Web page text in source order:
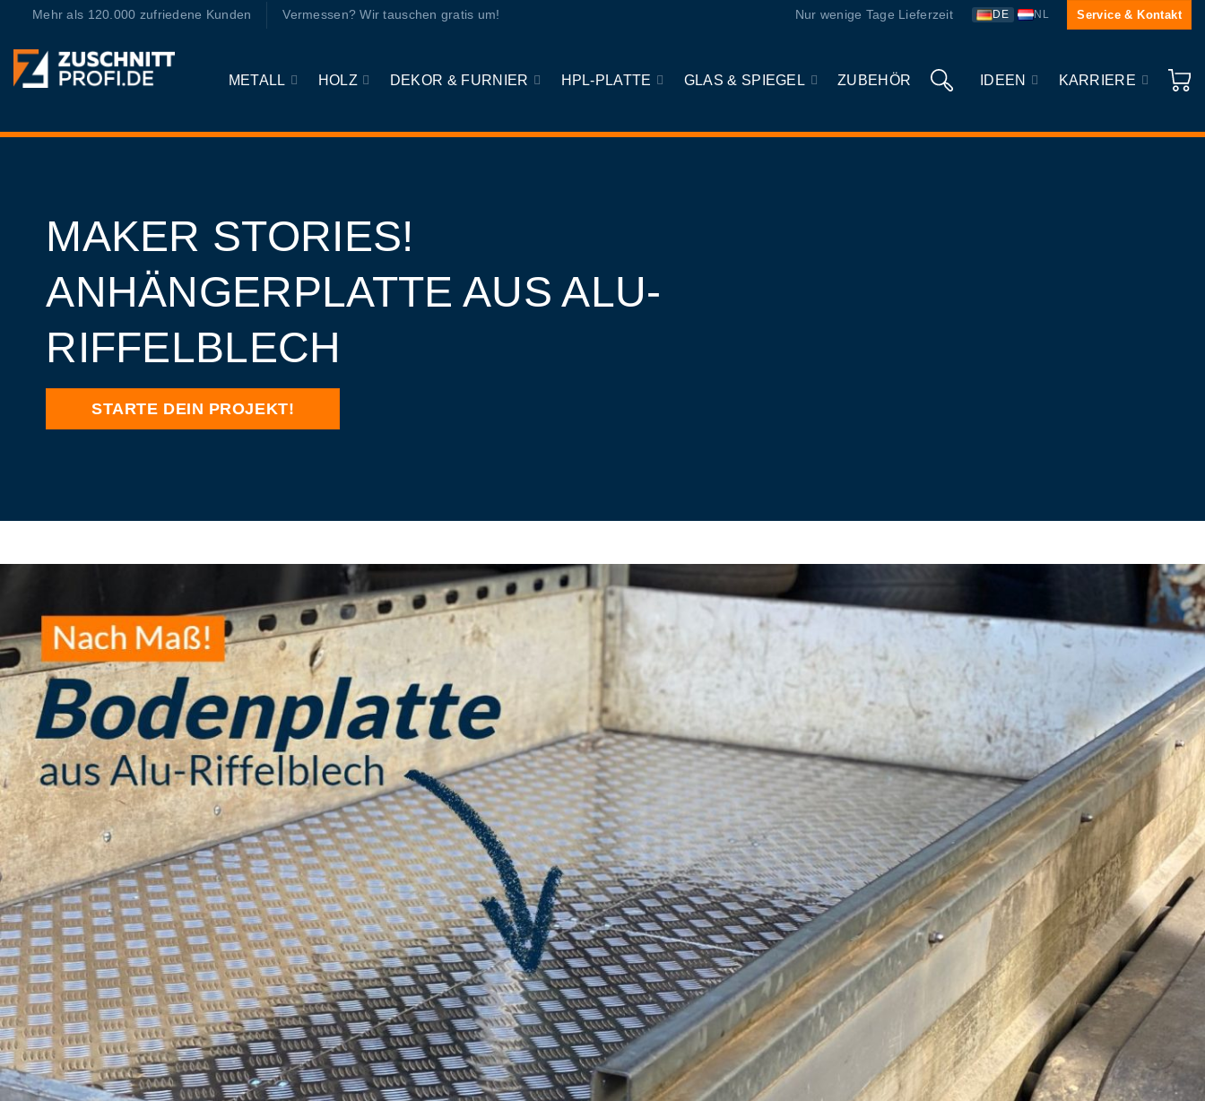
springen
Mehr als 120.000 zufriedene Kunden Vermessen? Wir tauschen gratis um! Nur wenige Tage Lieferzeit DE NL Service & Kontakt
METALL HOLZ DEKOR & FURNIER HPL-PLATTE GLAS & SPIEGEL ZUBEHÖR IDEEN KARRIERE
MAKER STORIES!
ANHÄNGERPLATTE AUS ALU-
RIFFELBLECH
STARTE DEIN PROJEKT!